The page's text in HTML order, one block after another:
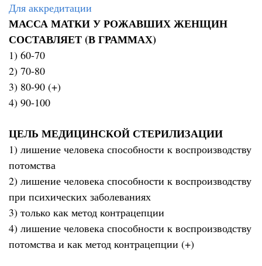
Для аккредитации
МАССА МАТКИ У РОЖАВШИХ ЖЕНЩИН
СОСТАВЛЯЕТ (В ГРАММАХ)
1) 60-70
2) 70-80
3) 80-90 (+)
4) 90-100
ЦЕЛЬ МЕДИЦИНСКОЙ СТЕРИЛИЗАЦИИ
1) лишение человека способности к воспроизводству
потомства
2) лишение человека способности к воспроизводству
при психических заболеваниях
3) только как метод контрацепции
4) лишение человека способности к воспроизводству
потомства и как метод контрацепции (+)